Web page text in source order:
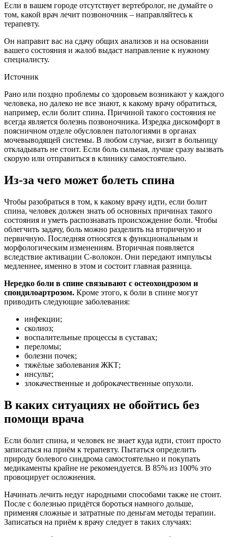
Если в вашем городе отсутствует вертебролог, не думайте о
том, какой врач лечит позвоночник – направляйтесь к
терапевту.
Он направит вас на сдачу общих анализов и на основании
вашего состояния и жалоб выдаст направление к нужному
специалисту.
Источник
Рано или поздно проблемы со здоровьем возникают у каждого
человека, но далеко не все знают, к какому врачу обратиться,
например, если болит спина. Причиной такого состояния не
всегда является болезнь позвоночника. Изредка дискомфорт в
поясничном отделе обусловлен патологиями в органах
мочевыводящей системы. В любом случае, визит в больницу
откладывать не стоит. Если боль сильная, лучше сразу вызвать
скорую или отправиться в клинику самостоятельно.
Из-за чего может болеть спина
Чтобы разобраться в том, к какому врачу идти, если болит
спина, человек должен знать об основных причинах такого
состояния и уметь распознавать происхождение боли. Чтобы
облегчить задачу, боль можно разделить на вторичную и
первичную. Последняя относятся к функциональным и
морфологическим изменениям. Вторичная появляется
вследствие активации С-волокон. Они передают импульсы
медленнее, именно в этом и состоит главная разница.
Нередко боли в спине связывают с остеохондрозом и
спондилоартрозом. Кроме этого, к боли в спине могут
приводить следующие заболевания:
инфекции;
сколиоз;
воспалительные процессы в суставах;
переломы;
болезни почек;
тяжёлые заболевания ЖКТ;
инсульт;
злокачественные и доброкачественные опухоли.
В каких ситуациях не обойтись без
помощи врача
Если болит спина, и человек не знает куда идти, стоит просто
записаться на приём к терапевту. Пытаться определить
природу болевого синдрома самостоятельно и покупать
медикаменты крайне не рекомендуется. В 85% из 100% это
провоцирует осложнения.
Начинать лечить недуг народными способами также не стоит.
После с болезнью придётся бороться намного дольше,
применяя сложные и затратные по деньгам методы терапии.
Записаться на приём к врачу следует в таких случаях: